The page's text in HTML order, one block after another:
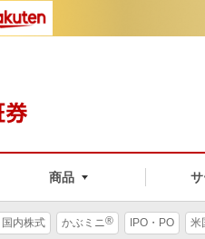
商品
国内株式 かぶミニ® IPO・PO 米